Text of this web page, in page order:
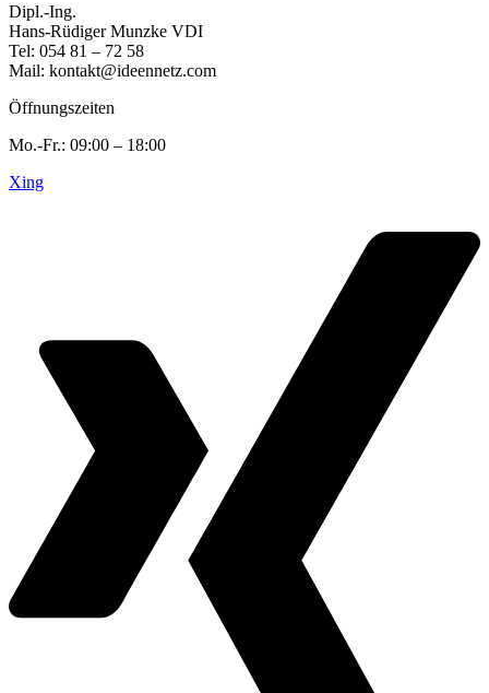
Dipl.-Ing.
Hans-Rüdiger Munzke VDI
Tel: 054 81 – 72 58
Mail: kontakt@ideennetz.com
Öffnungszeiten
Mo.-Fr.: 09:00 – 18:00
Xing